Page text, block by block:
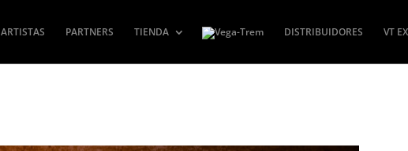
ARTISTAS PARTNERS TIENDA DISTRIBUIDORES VT